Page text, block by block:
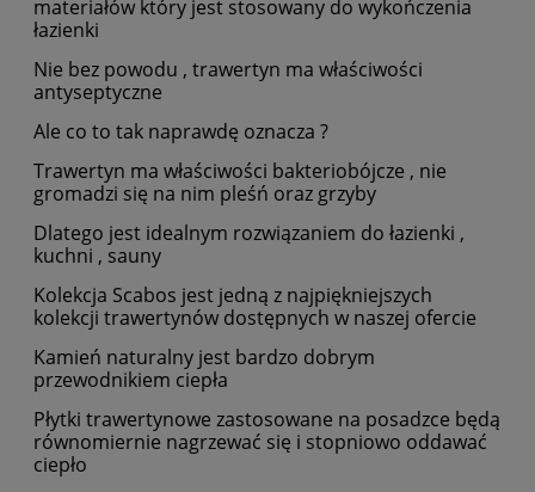
materiałów który jest stosowany do wykończenia
łazienki
Nie bez powodu , trawertyn ma właściwości
antyseptyczne
Ale co to tak naprawdę oznacza ?
Trawertyn ma właściwości bakteriobójcze , nie
gromadzi się na nim pleśń oraz grzyby
Dlatego jest idealnym rozwiązaniem do łazienki ,
kuchni , sauny
Kolekcja Scabos jest jedną z najpiękniejszych
kolekcji trawertynów dostępnych w naszej ofercie
Kamień naturalny jest bardzo dobrym
przewodnikiem ciepła
Płytki trawertynowe zastosowane na posadzce będą
równomiernie nagrzewać się i stopniowo oddawać
ciepło